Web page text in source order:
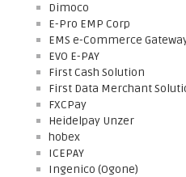
Dimoco
E-Pro EMP Corp
EMS e-Commerce
EVO E-PAY
First Cash Solution
First Data Merchant
FXCPay
Heidelpay Unzer
hobex
ICEPAY
Ingenico (Ogone)